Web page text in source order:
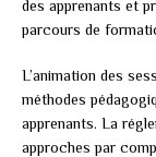
des apprenants et
parcours de
L’animation des
méthodes
apprenants. La
approches par